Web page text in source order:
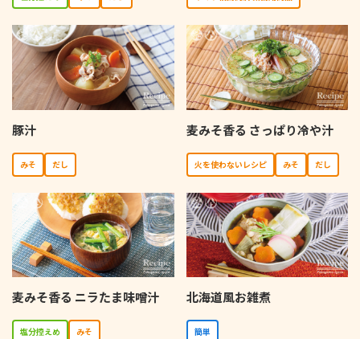
豚汁
みそ だし
麦みそ香る さっぱり冷や汁
⽕を使わないレシピ みそ だし
麦みそ香る ニラたま味噌汁
塩分控えめ みそ
北海道風お雑煮
簡単